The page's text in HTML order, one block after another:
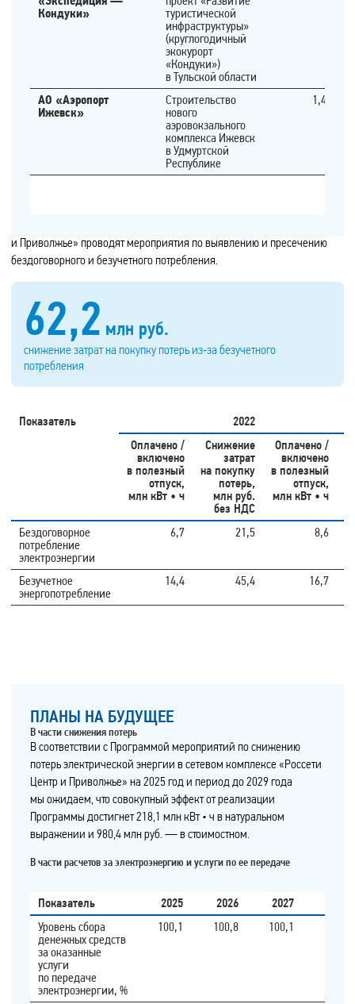
Доля ИПУ в общем объеме установленных приборов учета, %
2024 (план) 2024
1 209,8 1 188,5
и Приволжье» проводят мероприятия по выявлению и пресечению
бездоговорного и безучетного потребления.
62,2 млн руб.
снижение затрат на покупку потерь из‑за безучетного
потребления
Показатель
2022
Оплачено /
включено
в полезный
отпуск,
млн кВт • ч
Снижение
затрат
на покупку
потерь,
млн руб.
без НДС
Оплачено /
включено
в полезный
отпуск,
млн кВт • ч
Бездоговорное
потребление
электроэнергии
6,7 21,5 8,6
Безучетное
энергопотребление
14,4 45,4 16,7
ПЛАНЫ НА БУДУЩЕЕ
В части снижения потерь
В соответствии с Программой мероприятий по снижению
потерь электрической энергии в сетевом комплексе «Россети
Центр и Приволжье» на 2025 год и период до 2029 года
мы ожидаем, что совокупный эффект от реализации
Программы достигнет 218,1 млн кВт • ч в натуральном
выражении и 980,4 млн руб. — в стоимостном.
В части расчетов за электроэнергию и услуги по ее передаче
Показатель 2025 2026 2027
Уровень сбора
денежных средств
за оказанные
услуги
по передаче
электроэнергии, %
100,1 100,8 100,1
Кондуки»
туристической
инфраструктуры»
(круглогодичный
экокурорт
«Кондуки»)
в Тульской области
АО «Аэропорт
Ижевск»
Строительство
нового
аэровокзального
комплекса Ижевск
в Удмуртской
Республике
1,40